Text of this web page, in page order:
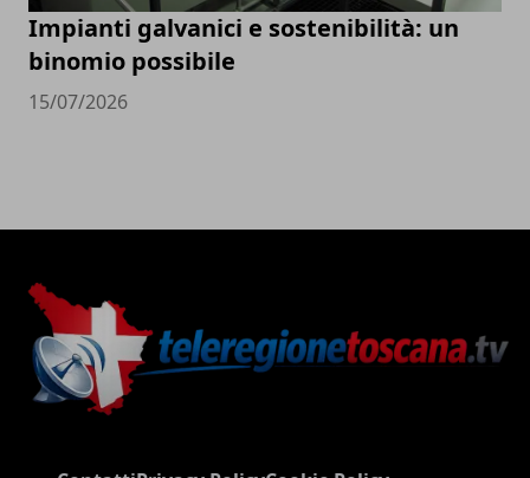
Impianti galvanici e sostenibilità: un
binomio possibile
15/07/2026